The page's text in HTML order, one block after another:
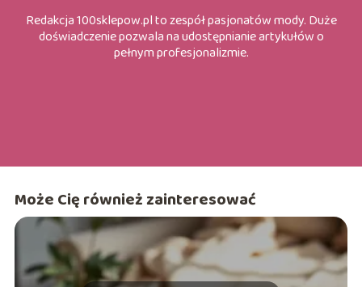
Redakcja 100sklepow.pl to zespół pasjonatów mody. Duże
doświadczenie pozwala na udostępnianie artykułów o
pełnym profesjonalizmie.
Może Cię również zainteresować